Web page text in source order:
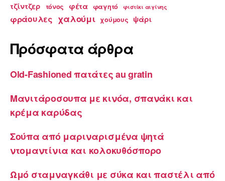
τζίντζερ τόνος φέτα φαγητό φιστίκι αιγίνης
φράουλες χαλούμι χούμους ψάρι
Πρόσφατα άρθρα
Old-Fashioned πατάτες au gratin
Μανιτάροσουπα με κινόα, σπανάκι και
κρέμα καρύδας
Σούπα από μαριναρισμένα ψητά
ντομαντίνια και κολοκυθόσπορο
Ωμό σταμναγκάθι με σύκα και παστέλι από